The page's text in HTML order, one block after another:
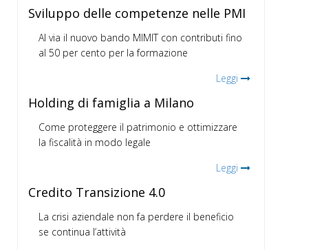
Sviluppo delle competenze nelle PMI
Al via il nuovo bando MIMIT con contributi fino
al 50 per cento per la formazione
Leggi
Holding di famiglia a Milano
Come proteggere il patrimonio e ottimizzare
la fiscalità in modo legale
Leggi
Credito Transizione 4.0
La crisi aziendale non fa perdere il beneficio
se continua l’attività